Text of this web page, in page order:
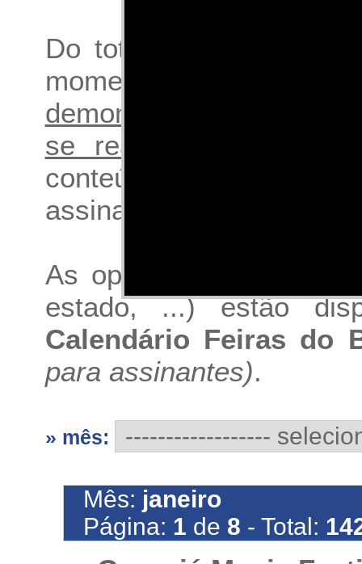
Do total de
momento
demonstração
se realizam no mês
conteúdo dos demais
assinatura do
As opções de buscas
estado, ...) estão
Calendário Feiras do
para assinantes).
» mês:
Mês: janeiro
Página: 1 de 8 - Total: